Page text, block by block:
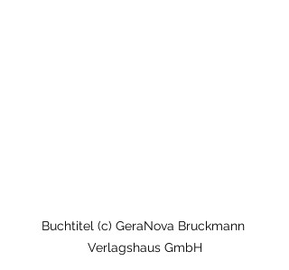
Buchtitel (c) GeraNova Bruckmann
Verlagshaus GmbH